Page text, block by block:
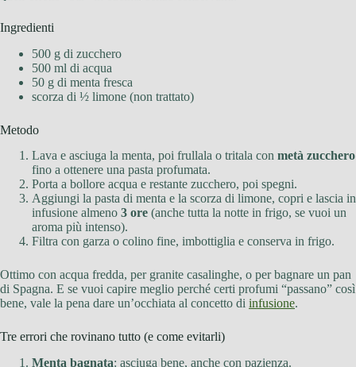
Ingredienti
500 g di zucchero
500 ml di acqua
50 g di menta fresca
scorza di ½ limone (non trattato)
Metodo
Lava e asciuga la menta, poi frullala o tritala con metà zucchero
fino a ottenere una pasta profumata.
Porta a bollore acqua e restante zucchero, poi spegni.
Aggiungi la pasta di menta e la scorza di limone, copri e lascia in
infusione almeno 3 ore (anche tutta la notte in frigo, se vuoi un
aroma più intenso).
Filtra con garza o colino fine, imbottiglia e conserva in frigo.
Ottimo con acqua fredda, per granite casalinghe, o per bagnare un pan
di Spagna. E se vuoi capire meglio perché certi profumi “passano” così
bene, vale la pena dare un’occhiata al concetto di infusione.
Tre errori che rovinano tutto (e come evitarli)
Menta bagnata: asciuga bene, anche con pazienza.